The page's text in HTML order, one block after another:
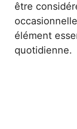
être
élément
quotidienne.